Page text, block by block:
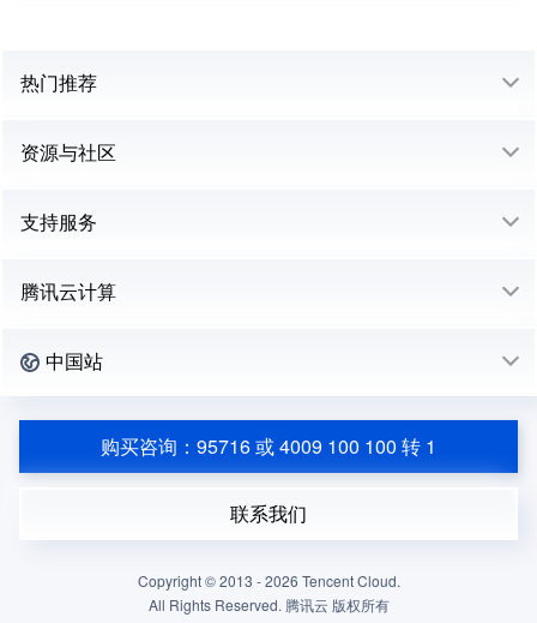
热门推荐
资源与社区
支持服务
腾讯云计算
中国站
购买咨询：95716 或 4009 100 100 转 1
联系我们
Copyright © 2013 -2026 Tencent Cloud.
All Rights Reserved. 腾讯云 版权所有